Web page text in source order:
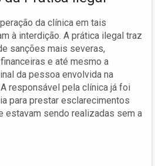
da clínica em tais
à interdição. A prática ilegal traz
sanções mais severas,
e até mesmo a
da pessoa envolvida na
responsável pela clínica já foi
para prestar esclarecimentos
estavam sendo realizadas sem a